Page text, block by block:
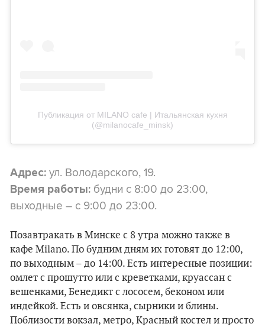
Публикация от MILANO cafe | Итальянская кухня
(@milanocafe_minsk)
Адрес: ул. Володарского, 19.
Время работы: будни с 8:00 до 23:00,
выходные – с 9:00 до 23:00.
Позавтракать в Минске с 8 утра можно также в
кафе Milano. По будним дням их готовят до 12:00,
по выходным – до 14:00. Есть интересные позиции:
омлет с прошутто или с креветками, круассан с
вешенками, Бенедикт с лососем, беконом или
индейкой. Есть и овсянка, сырники и блины.
Поблизости вокзал, метро, Красный костел и просто